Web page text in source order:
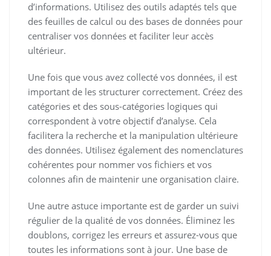
d’informations. Utilisez des outils adaptés tels que
des feuilles de calcul ou des bases de données pour
centraliser vos données et faciliter leur accès
ultérieur.
Une fois que vous avez collecté vos données, il est
important de les structurer correctement. Créez des
catégories et des sous-catégories logiques qui
correspondent à votre objectif d’analyse. Cela
facilitera la recherche et la manipulation ultérieure
des données. Utilisez également des nomenclatures
cohérentes pour nommer vos fichiers et vos
colonnes afin de maintenir une organisation claire.
Une autre astuce importante est de garder un suivi
régulier de la qualité de vos données. Éliminez les
doublons, corrigez les erreurs et assurez-vous que
toutes les informations sont à jour. Une base de